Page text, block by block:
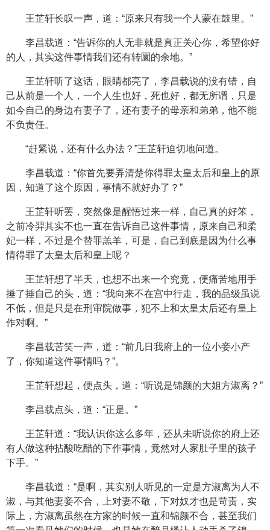
王芷轩长叹一声，道：“原来只有我一个人蒙在鼓里。”
李昌载道：“告诉你的人无非就是真正关心你，希望你好
的人，其实这件事情我们还有转圜的余地。”
王芷轩听了这话，眼睛都亮了，李昌载说的没有错，自
己从前是一个人，一个人生也好，死也好，都无所谓，只是
如今自己的身边有妻子了，还有妻子的母亲和弟弟，他不能
不负责任。
“赶紧说，还有什么办法？”王芷轩迫切地问道。
李昌载道：“你首先要弄清楚你得罪太皇太后和皇上的原
因，知道了这个原因，事情不就好办了？”
王芷轩听罢，突然像是醒悟过来一样，自己真的好笨，
之前冷羿其实不也一直在告诉自己这件事情，原来自己和柔
妃一样，不过是个替罪羔羊，可是，自己到底是因为什么事
情得罪了太皇太后和皇上呢？
王芷轩想了半天，也想不出来一个究竟，便痛苦地用手
捶了捶自己的头，道：“我向来不在宫中行走，我的品级虽说
不低，但是只是在刑审院做事，犯不上和太皇太后还有皇上
作对啊。”
李昌载苦笑一声，道：“前几日我府上的一位小妾小产
了，你知道这件事情吗？”。
王芷轩想起，便点头，道：“听说是锦颜的大姐方淑离？”
李昌载点头，道：“正是。”
王芷轩道：“我认识你这么多年，还从未听说你的府上还
有人做这种拈酸吃醋的下作事情，竟然对人家肚子里的孩子
下手。”
李昌载道：“是啊，其实别人听见的一定是方淑离为人不
淑，与其他妻妾不合，上对妻不敬，下对奴才也是苛责，实
际上，方淑离虽然在方家的时候一直和锦颜不合，甚至我们